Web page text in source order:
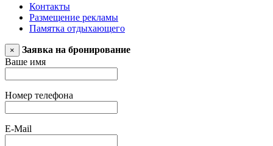
Контакты
Размещение рекламы
Памятка отдыхающего
×
Заявка на бронирование
Ваше имя
Номер телефона
E-Mail